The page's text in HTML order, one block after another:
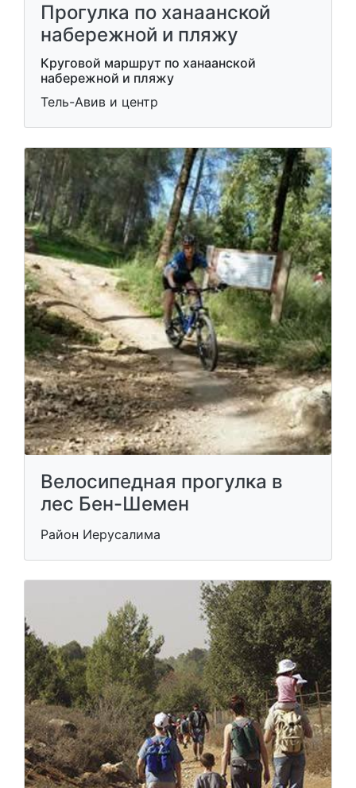
Прогулка по ханаанской
набережной и пляжу
Круговой маршрут по ханаанской
набережной и пляжу
Тель-Авив и центр
Велосипедная прогулка в
лес Бен-Шемен
Район Иерусалима